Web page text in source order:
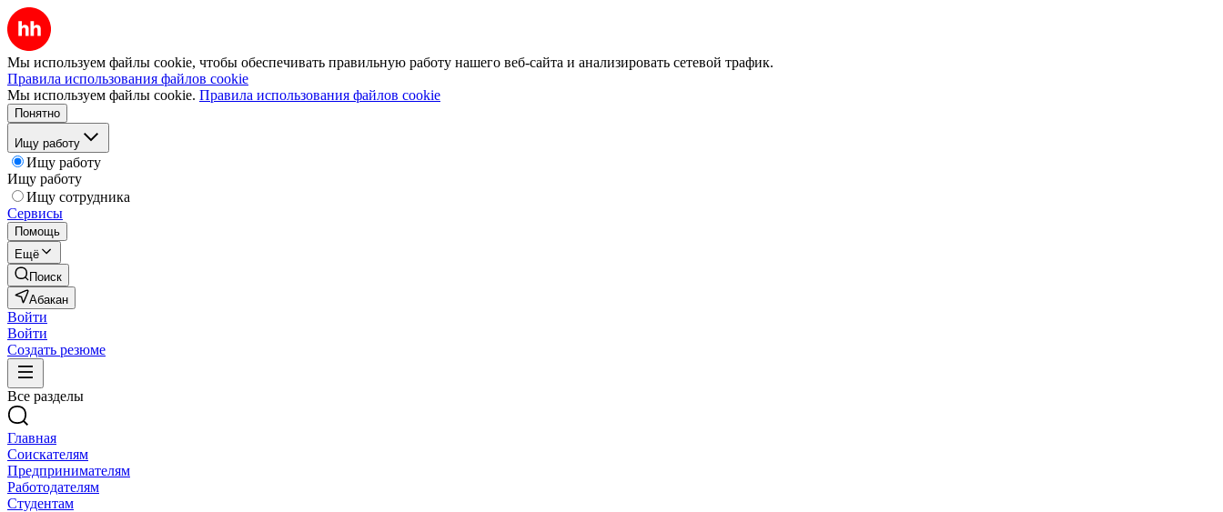
Мы используем файлы cookie, чтобы обеспечивать правильную работу нашего веб-сайта и анализировать сетевой трафик.
Правила использования файлов cookie
Мы используем файлы cookie. Правила использования файлов cookie
Понятно
Ищу работу
Ищу работу
Ищу работу
Ищу сотрудника
Сервисы
Помощь
Ещё
Поиск
Абакан
Войти
Войти
Создать резюме
Все разделы
Главная
Соискателям
Предпринимателям
Работодателям
Студентам